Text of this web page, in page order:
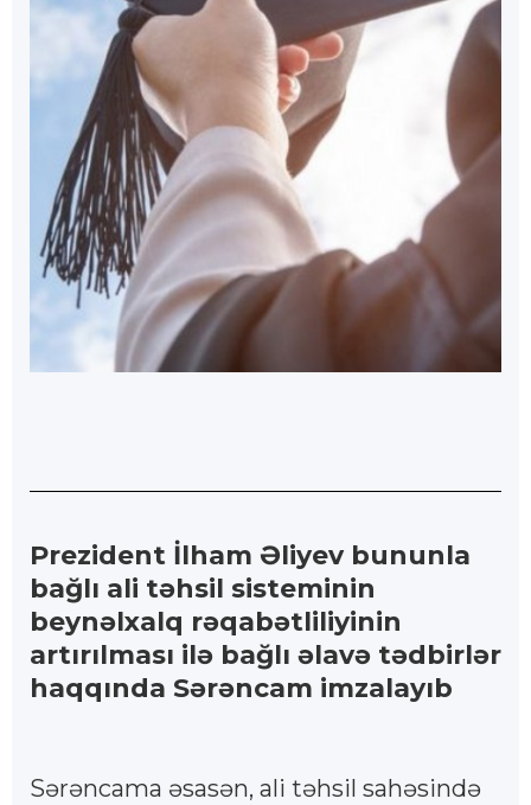
Prezident İlham Əliyev bununla
bağlı ali təhsil sisteminin
beynəlxalq rəqabətliliyinin
artırılması ilə bağlı əlavə tədbirlər
haqqında Sərəncam imzalayıb
Sərəncama əsasən, ali təhsil sahəsində